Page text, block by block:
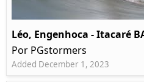
Léo, Engenhoca - Itacaré
Por PGstormers
Added December 1, 2023